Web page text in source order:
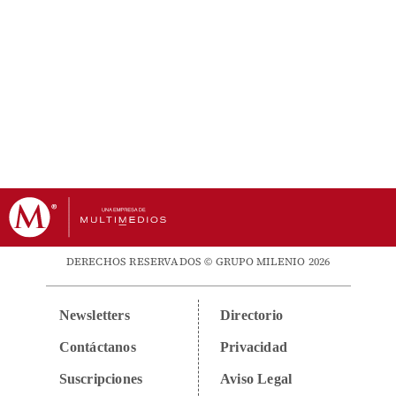
DERECHOS RESERVADOS © GRUPO MILENIO 2026
Newsletters
Contáctanos
Suscripciones
Directorio
Privacidad
Aviso Legal